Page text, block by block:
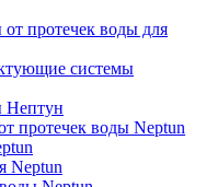
протечек воды для
системы
Нептун
протечек воды Neptun
Neptun